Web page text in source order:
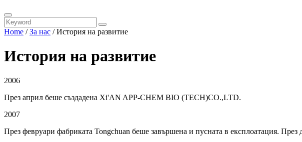
Home /За нас / История на развитие
История на развитие
2006
През април беше създадена Xi'AN APP-CHEM BIO (TECH)CO.,LTD.
2007
През февруари фабриката Tongchuan беше завършена и пусната в експлоатация.